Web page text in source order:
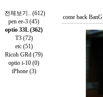
전체보기.. (612)
pen ee-3 (45)
optio 33L (362)
T3 (72)
etc (51)
Ricoh GRd (79)
optio i-10 (0)
iPhone (3)
come back BanG